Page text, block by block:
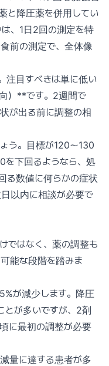
と降圧薬を併用してい
、1日2回の測定を特
前の測定で、全体像
注目すべきは単に低い
）**です。2週間で
が出る前に調整の相
う。目標が120〜130
を下回るようなら、処
る数値に何らかの症状
以内に相談が必要で
ではなく、薬の調整も
能な段階を踏みま
が減少します。降圧
とが多いですが、2剤
に最初の調整が必要
量に達する患者が多